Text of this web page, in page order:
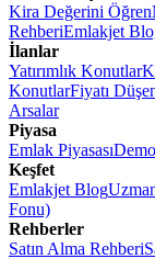
Kira Değerini Öğren
RehberiEmlakjet
İlanlar
Yatırımlık Konutlar
KonutlarFiyatı
Arsalar
Piyasa
Emlak Piyasası
Keşfet
Emlakjet Blog
Fonu)
Rehberler
Satın Alma Rehberi